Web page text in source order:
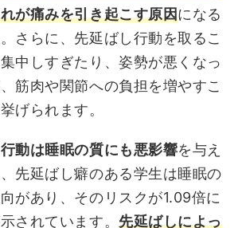
が痛みを引き起こす原因になる
さらに、先延ばし行動を取るこ
中しすぎたり、姿勢が悪くなっ
筋肉や関節への負担を増やすこ
げられます。
動は睡眠の質にも悪影響を与え
先延ばし癖のある学生は睡眠の
があり、そのリスクが1.09倍に
されています。先延ばしによっ